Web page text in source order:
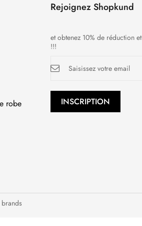
robe
Rejoignez Shopkund
et obtenez 10% de réduction
!!!
à
:
INSCRIPTION